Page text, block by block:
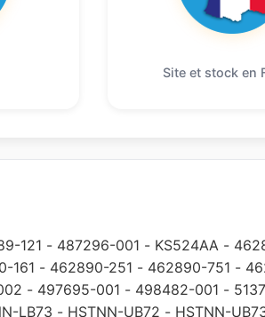
Site et stock en
121 - 487296-001 - KS524AA -
161 - 462890-251 - 462890-751 -
- 497695-001 - 498482-001 -
LB73 - HSTNN-UB72 - HSTNN-